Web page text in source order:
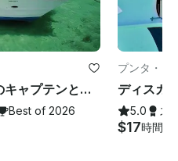
オールインクルーシブのキャプテンとクルーがいるプンタカナの高級5つ星プライベートヨット！
Best of 2026
プンタ・カ
5.0 ス
$17時間